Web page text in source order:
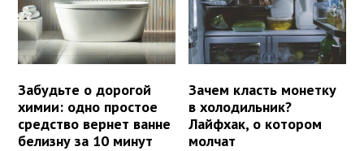
Забудьте о дорогой
химии: одно простое
средство вернет ванне
белизну за 10 минут
Зачем класть монетку
в холодильник?
Лайфхак, о котором
молчат